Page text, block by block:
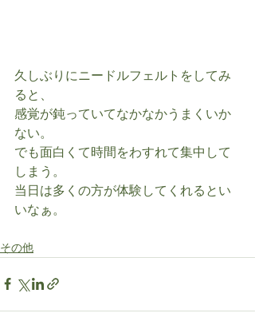
久しぶりにニードルフェルトをしてみ
ると、
感覚が鈍っていてなかなかうまくいか
ない。
でも面白くて時間をわすれて集中して
しまう。
当日は多くの方が体験してくれるとい
いなぁ。
その他